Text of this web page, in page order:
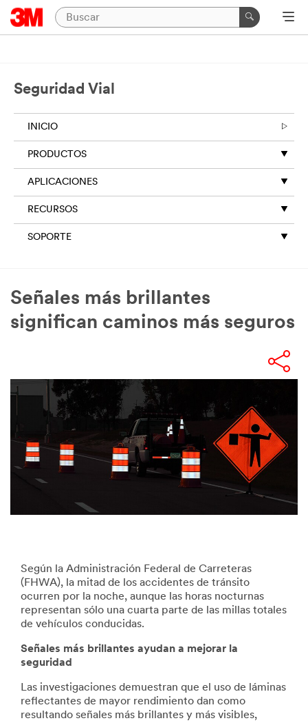
Seguridad Vial
INICIO
PRODUCTOS
APLICACIONES
RECURSOS
SOPORTE
Señales más brillantes
significan caminos más seguros
Según la Administración Federal de Carreteras
(FHWA), la mitad de los accidentes de tránsito
ocurren por la noche, aunque las horas nocturnas
representan sólo una cuarta parte de las millas totales
de vehículos conducidas.
Señales más brillantes ayudan a mejorar la
seguridad
Las investigaciones demuestran que el uso de láminas
reflectantes de mayor rendimiento dan como
resultando señales más brillantes y más visibles,